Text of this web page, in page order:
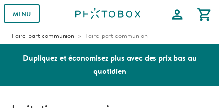
MENU profile shopping_cart
Faire-part communion Faire-part communion
Dupliquez et économisez plus avec des prix bas au
quotidien